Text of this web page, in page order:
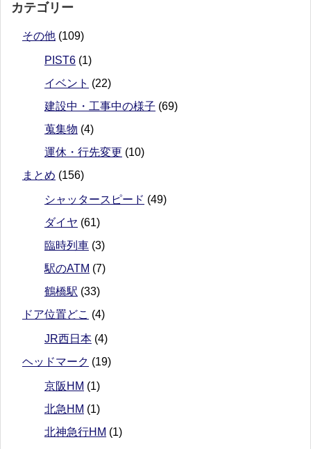
カテゴリー
その他 (109)
PIST6 (1)
イベント (22)
建設中・工事中の様子 (69)
蒐集物 (4)
運休・行先変更 (10)
まとめ (156)
シャッタースピード (49)
ダイヤ (61)
臨時列車 (3)
駅のATM (7)
鶴橋駅 (33)
ドア位置どこ (4)
JR西日本 (4)
ヘッドマーク (19)
京阪HM (1)
北急HM (1)
北神急行HM (1)